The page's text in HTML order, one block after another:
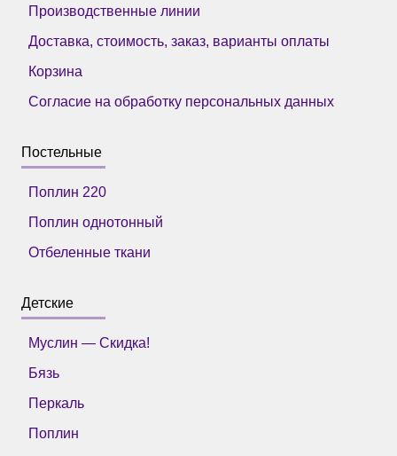
Производственные линии
Доставка, стоимость, заказ, варианты оплаты
Корзина
Согласие на обработку персональных данных
Постельные
Поплин 220
Поплин однотонный
Отбеленные ткани
Детские
Муслин — Скидка!
Бязь
Перкаль
Поплин